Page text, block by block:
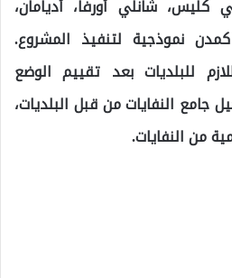
شانلي أورفا، أديامان،
نموذجية لتنفيذ المشروع.
للبلديات بعد تقييم الوضع
جامع النفايات من قبل البلديات،
من النفايات.